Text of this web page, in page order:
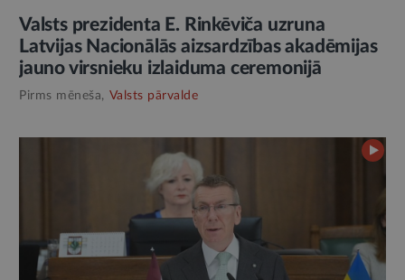
Valsts prezidenta E. Rinkēviča uzruna
Latvijas Nacionālās aizsardzības akadēmijas
jauno virsnieku izlaiduma ceremonijā
Pirms mēneša, Valsts pārvalde